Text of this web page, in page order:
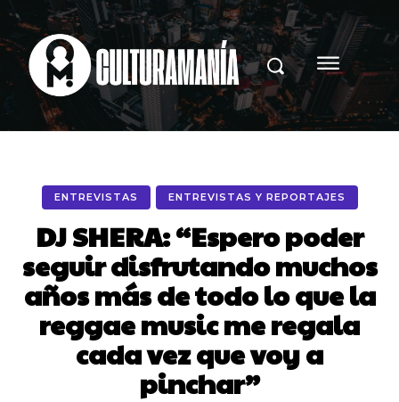
ENTREVISTAS ENTREVISTAS Y REPORTAJES
DJ SHERA: “Espero poder
seguir disfrutando muchos
años más de todo lo que la
reggae music me regala
cada vez que voy a
pinchar”